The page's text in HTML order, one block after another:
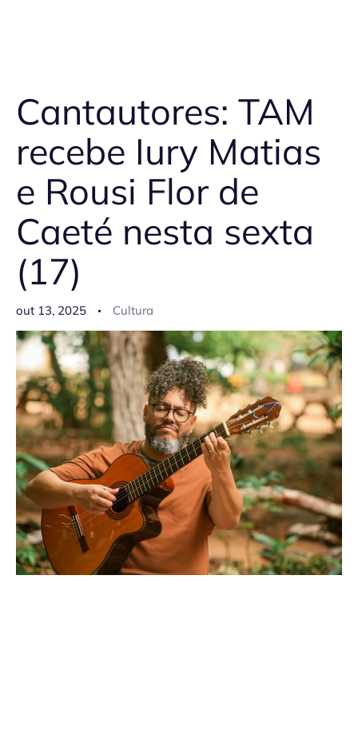
Cantautores: TAM
recebe Iury Matias
e Rousi Flor de
Caeté nesta sexta
(17)
out 13, 2025 Cultura